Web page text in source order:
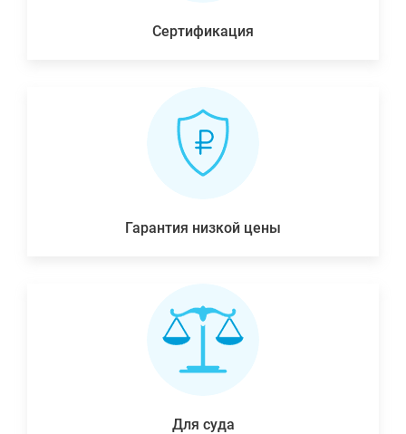
Сертификация
Гарантия низкой цены
Для суда